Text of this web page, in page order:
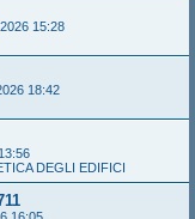
15:28
18:42
DEGLI EDIFICI